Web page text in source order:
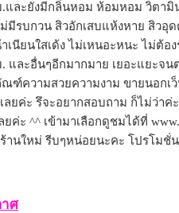
.และยังมีกลิ่นหอม ห้อมหอม วิตามิ
มีรบกวน สิวอักเสบแห้งหาย สิวอุ
าเนียนใสเด้ง ไม่เหนอะหนะ ไม่ต้
และอื่นๆอีกมากมาย เยอะแยะจ
ฑ์ความสวยความงาม ขายนอกเ
ลยค่ะ รึจะอยากสอบถาม ก็ไม่ว่า
ยค่ะ ^^ เข้ามาเลือกดูชมได้ที่
านใหม่ รีบๆหน่อยนะคะ โปรโมชั่
ศ